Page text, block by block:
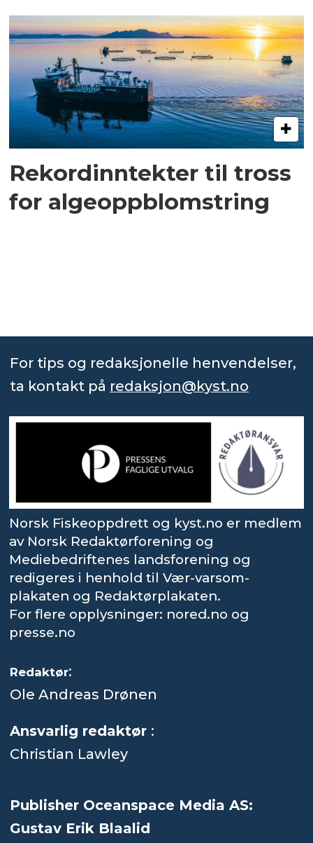
Rekordinntekter til tross
for algeoppblomstring
For tips og redaksjonelle henvendelser,
ta kontakt på redaksjon@kyst.no
Norsk Fiskeoppdrett og kyst.no er medlem
av Norsk Redaktørforening og
Mediebedriftenes landsforening og
redigeres i henhold til Vær-varsom-
plakaten og Redaktørplakaten.
For flere opplysninger: nored.no og
presse.no
Redaktør:
Ole Andreas Drønen
Ansvarlig redaktør :
Christian Lawley
Publisher Oceanspace Media AS:
Gustav Erik Blaalid